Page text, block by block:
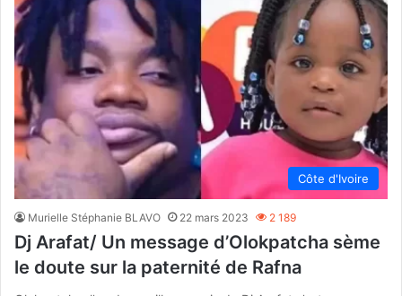
Côte d'Ivoire
Murielle Stéphanie BLAVO 22 mars 2023 2 189
Dj Arafat/ Un message d’Olokpatcha sème
le doute sur la paternité de Rafna